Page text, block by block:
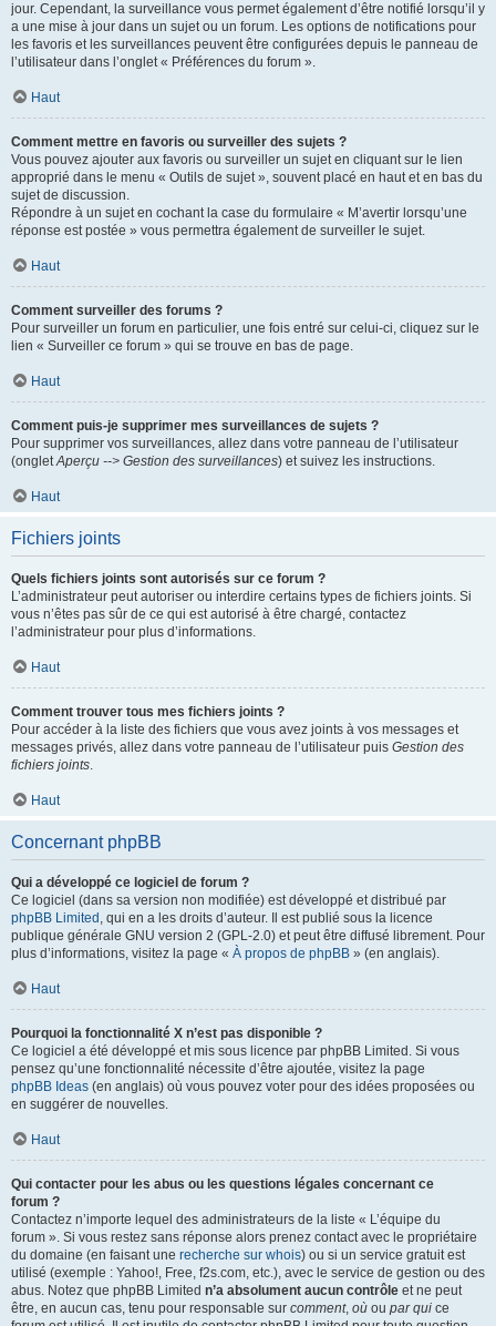
jour. Cependant, la surveillance vous permet également d’être notifié lorsqu’il y
a une mise à jour dans un sujet ou un forum. Les options de notifications pour
les favoris et les surveillances peuvent être configurées depuis le panneau de
l’utilisateur dans l’onglet « Préférences du forum ».
Haut
Comment mettre en favoris ou surveiller des sujets ?
Vous pouvez ajouter aux favoris ou surveiller un sujet en cliquant sur le lien
approprié dans le menu « Outils de sujet », souvent placé en haut et en bas du
sujet de discussion.
Répondre à un sujet en cochant la case du formulaire « M’avertir lorsqu’une
réponse est postée » vous permettra également de surveiller le sujet.
Haut
Comment surveiller des forums ?
Pour surveiller un forum en particulier, une fois entré sur celui-ci, cliquez sur le
lien « Surveiller ce forum » qui se trouve en bas de page.
Haut
Comment puis-je supprimer mes surveillances de sujets ?
Pour supprimer vos surveillances, allez dans votre panneau de l’utilisateur
(ongletAperçu --> Gestion des surveillances) et suivez les instructions.
Haut
Fichiers joints
Quels fichiers joints sont autorisés sur ce forum ?
L’administrateur peut autoriser ou interdire certains types de fichiers joints. Si
vous n’êtes pas sûr de ce qui est autorisé à être chargé, contactez
l’administrateur pour plus d’informations.
Haut
Comment trouver tous mes fichiers joints ?
Pour accéder à la liste des fichiers que vous avez joints à vos messages et
messages privés, allez dans votre panneau de l’utilisateur puis Gestion des
fichiers joints.
Haut
Concernant phpBB
Qui a développé ce logiciel de forum ?
Ce logiciel (dans sa version non modifiée) est développé et distribué par
phpBB Limited , qui en a les droits d’auteur. Il est publié sous la licence
publique générale GNU version 2 (GPL-2.0) et peut être diffusé librement. Pour
plus d’informations, visitez la page « À propos de phpBB » (en anglais).
Haut
Pourquoi la fonctionnalité X n’est pas disponible ?
Ce logiciel a été développé et mis sous licence par phpBB Limited. Si vous
pensez qu’une fonctionnalité nécessite d’être ajoutée, visitez la page
phpBB Ideas (en anglais) où vous pouvez voter pour des idées proposées ou
en suggérer de nouvelles.
Haut
Qui contacter pour les abus ou les questions légales concernant ce
forum ?
Contactez n’importe lequel des administrateurs de la liste « L’équipe du
forum ». Si vous restez sans réponse alors prenez contact avec le propriétaire
du domaine (en faisant une recherche sur whois) ou si un service gratuit est
utilisé (exemple : Yahoo!, Free, f2s.com, etc.), avec le service de gestion ou des
abus. Notez que phpBB Limited n’a absolument aucun contrôle et ne peut
être, en aucun cas, tenu pour responsable sur comment, où ou par qui ce